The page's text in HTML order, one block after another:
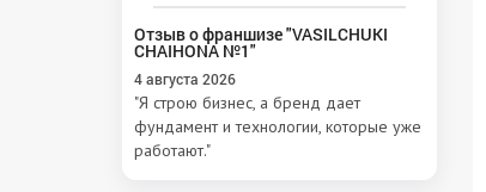
Отзыв о франшизе "VASILCHUKI
CHAIHONA №1"
4 августа 2026
"Я строю бизнес, а бренд дает
фундамент и технологии, которые уже
работают."